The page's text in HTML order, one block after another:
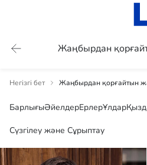
Жаңбырдан
Негізгі бет Жаңбырдан қорғайтын
БарлығыӘйелдерЕрлерҰлдар
Сүзгілеу және Сұрыптау